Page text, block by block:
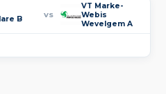
B
VS
VT Marke-
Webis
Wevelgem A